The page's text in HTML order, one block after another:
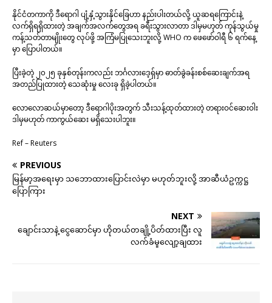
နိုင်ငံတကာကို ဒီရောဂါ ပျံ့နှံ့သွားနိုင်ခြေဟာ နည်းပါးတယ်လို့ ယူဆရကြောင်းနဲ့
လက်ရှိရရှိထားတဲ့ အချက်အလက်တွေအရ ခရီးသွားလာတာ ဒါမှမဟုတ် ကုန်သွယ်မှု
ကန့်သတ်တာမျိုးတွေ လုပ်ဖို့ အကြံမပြုသေးဘူးလို့ WHO က ဖေဖော်ဝါရီ ၆ ရက်နေ့
မှာ ပြောပါတယ်။
ပြီးခဲ့တဲ့ ၂၀၂၅ ခုနှစ်တုန်းကလည်း ဘင်္ဂလားဒေ့ရှ်မှာ ဓာတ်ခွဲခန်းစစ်ဆေးချက်အရ
အတည်ပြုထားတဲ့ သေဆုံးမှု လေးခု ရှိခဲ့ပါတယ်။
လောလောဆယ်မှာတော့ ဒီရောဂါပိုးအတွက် သီးသန့်ထုတ်ထားတဲ့ တရားဝင်ဆေးဝါး
ဒါမှမဟုတ် ကာကွယ်ဆေး မရှိသေးပါဘူး။
Ref – Reuters
PREVIOUS
မြန်မာ့အရေးမှာ သဘောထားပြောင်းလဲမှာ မဟုတ်ဘူးလို့ အာဆီယံဥက္ကဋ္ဌ
ပြောကြား
NEXT
ချောင်းသာနဲ့ ငွေဆောင်မှာ ဟိုတယ်တချို့ပိတ်ထားပြီး လူ
လက်ခံမှုလျော့ချထား